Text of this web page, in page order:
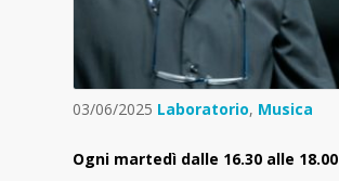
03/06/2025 Laboratorio, Musica
Ogni martedì dalle 16.30 alle 18.00